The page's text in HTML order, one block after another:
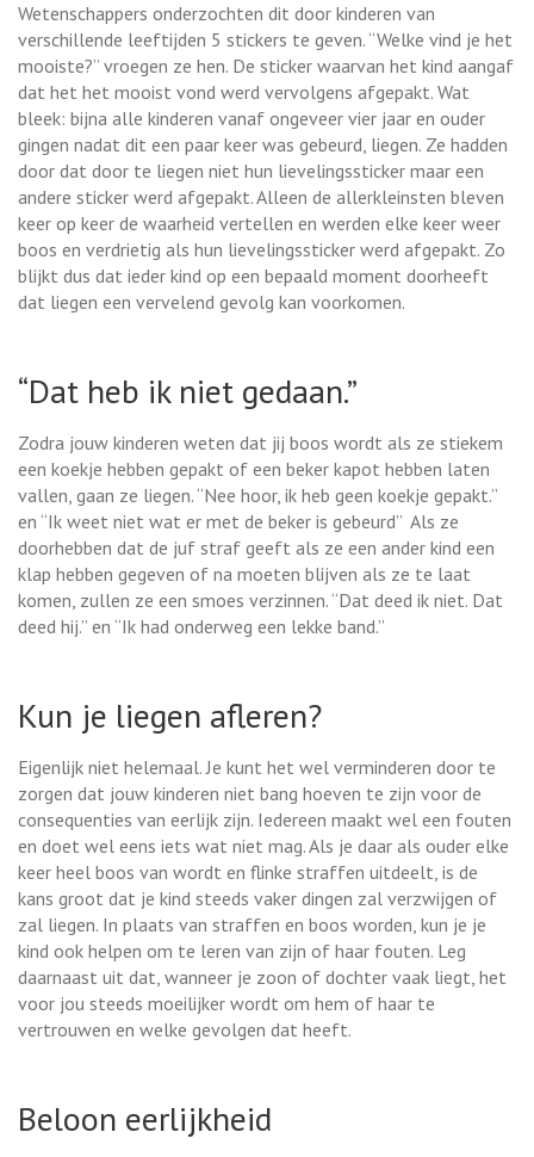
Wetenschappers onderzochten dit door kinderen van
verschillende leeftijden 5 stickers te geven. “Welke vind je het
mooiste?” vroegen ze hen. De sticker waarvan het kind aangaf
dat het het mooist vond werd vervolgens afgepakt. Wat
bleek: bijna alle kinderen vanaf ongeveer vier jaar en ouder
gingen nadat dit een paar keer was gebeurd, liegen. Ze hadden
door dat door te liegen niet hun lievelingssticker maar een
andere sticker werd afgepakt. Alleen de allerkleinsten bleven
keer op keer de waarheid vertellen en werden elke keer weer
boos en verdrietig als hun lievelingssticker werd afgepakt. Zo
blijkt dus dat ieder kind op een bepaald moment doorheeft
dat liegen een vervelend gevolg kan voorkomen.
“Dat heb ik niet gedaan.”
Zodra jouw kinderen weten dat jij boos wordt als ze stiekem
een koekje hebben gepakt of een beker kapot hebben laten
vallen, gaan ze liegen. “Nee hoor, ik heb geen koekje gepakt.”
en “Ik weet niet wat er met de beker is gebeurd” Als ze
doorhebben dat de juf straf geeft als ze een ander kind een
klap hebben gegeven of na moeten blijven als ze te laat
komen, zullen ze een smoes verzinnen. “Dat deed ik niet. Dat
deed hij.” en “Ik had onderweg een lekke band.”
Kun je liegen afleren?
Eigenlijk niet helemaal. Je kunt het wel verminderen door te
zorgen dat jouw kinderen niet bang hoeven te zijn voor de
consequenties van eerlijk zijn. Iedereen maakt wel een fouten
en doet wel eens iets wat niet mag. Als je daar als ouder elke
keer heel boos van wordt en flinke straffen uitdeelt, is de
kans groot dat je kind steeds vaker dingen zal verzwijgen of
zal liegen. In plaats van straffen en boos worden, kun je je
kind ook helpen om te leren van zijn of haar fouten. Leg
daarnaast uit dat, wanneer je zoon of dochter vaak liegt, het
voor jou steeds moeilijker wordt om hem of haar te
vertrouwen en welke gevolgen dat heeft.
Beloon eerlijkheid